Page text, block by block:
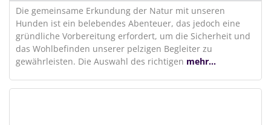
Die gemeinsame Erkundung der Natur mit unseren
Hunden ist ein belebendes Abenteuer, das jedoch eine
gründliche Vorbereitung erfordert, um die Sicherheit und
das Wohlbefinden unserer pelzigen Begleiter zu
gewährleisten. Die Auswahl des richtigen mehr...